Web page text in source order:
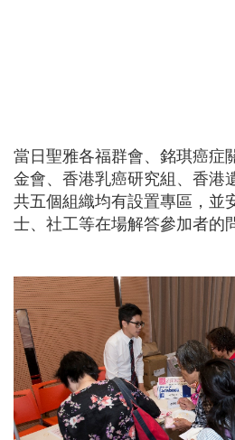
當日聖雅各福群會、銘琪癌症
金會、香港乳癌研究組、香港
共五個組織均有設置專區，並
士、社工等在場解答參加者的